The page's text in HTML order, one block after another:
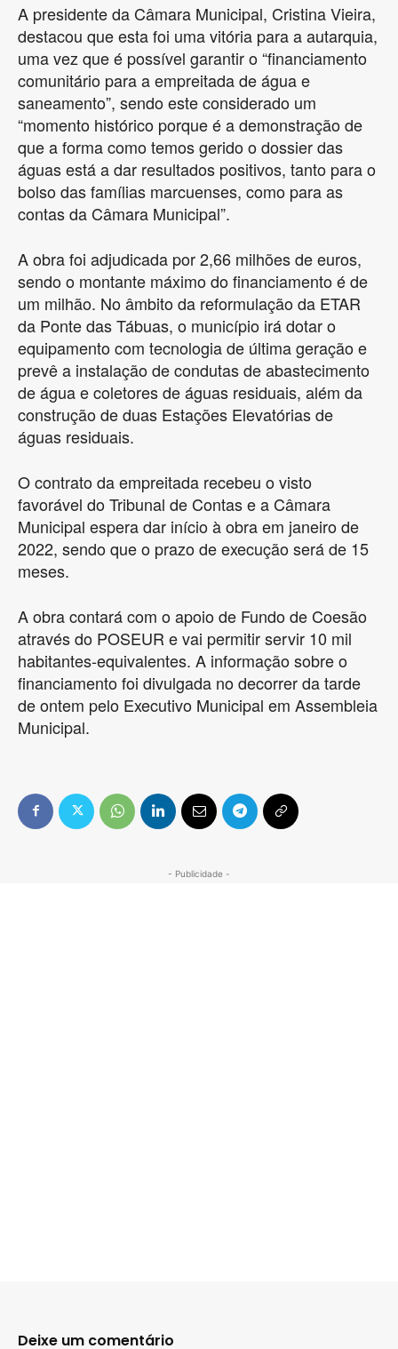
A presidente da Câmara Municipal, Cristina Vieira,
destacou que esta foi uma vitória para a autarquia,
uma vez que é possível garantir o “financiamento
comunitário para a empreitada de água e
saneamento”, sendo este considerado um
“momento histórico porque é a demonstração de
que a forma como temos gerido o dossier das
águas está a dar resultados positivos, tanto para o
bolso das famílias marcuenses, como para as
contas da Câmara Municipal”.
A obra foi adjudicada por 2,66 milhões de euros,
sendo o montante máximo do financiamento é de
um milhão. No âmbito da reformulação da ETAR
da Ponte das Tábuas, o município irá dotar o
equipamento com tecnologia de última geração e
prevê a instalação de condutas de abastecimento
de água e coletores de águas residuais, além da
construção de duas Estações Elevatórias de
águas residuais.
O contrato da empreitada recebeu o visto
favorável do Tribunal de Contas e a Câmara
Municipal espera dar início à obra em janeiro de
2022, sendo que o prazo de execução será de 15
meses.
A obra contará com o apoio de Fundo de Coesão
através do POSEUR e vai permitir servir 10 mil
habitantes-equivalentes. A informação sobre o
financiamento foi divulgada no decorrer da tarde
de ontem pelo Executivo Municipal em Assembleia
Municipal.
- Publicidade -
Deixe um comentário